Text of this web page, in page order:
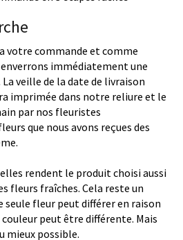
votre commande et comme
immédiatement une
veille de la date de livraison
imprimée dans notre reliure et le
par nos fleuristes
que nous avons reçues des
rendent le produit choisi aussi
fleurs fraîches. Cela reste un
fleur peut différer en raison
peut être différente. Mais
mieux possible.